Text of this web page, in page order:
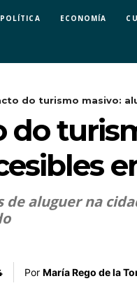
POLÍTICA ECONOMÍA
do turismo masivo:
do
de aluguer na
Por María Rego de la